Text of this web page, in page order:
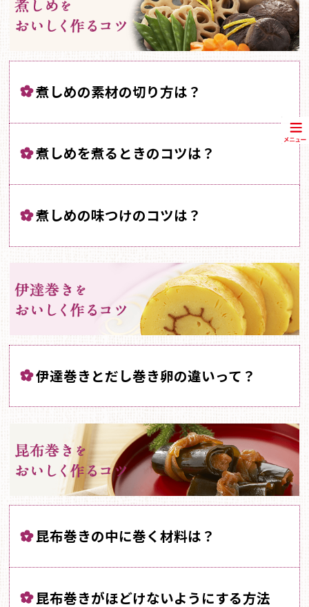
煮しめの素材の切り方は？
煮しめを煮るときのコツは？
煮しめの味つけのコツは？
伊達巻きとだし巻き卵の違いって？
昆布巻きの中に巻く材料は？
昆布巻きがほどけないようにする方法